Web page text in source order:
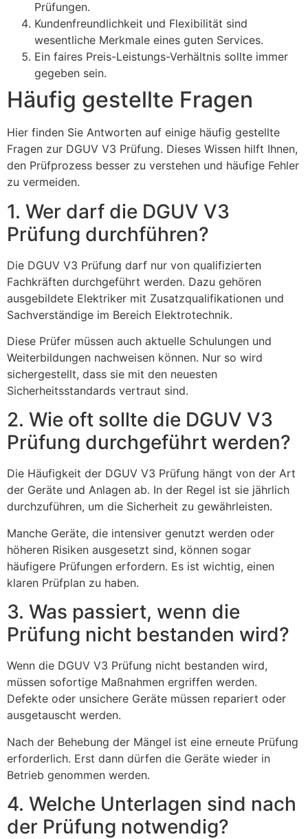
Prüfungen.
Kundenfreundlichkeit und Flexibilität sind
wesentliche Merkmale eines guten Services.
Ein faires Preis-Leistungs-Verhältnis sollte immer
gegeben sein.
Häufig gestellte Fragen
Hier finden Sie Antworten auf einige häufig gestellte
Fragen zur DGUV V3 Prüfung. Dieses Wissen hilft Ihnen,
den Prüfprozess besser zu verstehen und häufige Fehler
zu vermeiden.
1. Wer darf die DGUV V3
Prüfung durchführen?
Die DGUV V3 Prüfung darf nur von qualifizierten
Fachkräften durchgeführt werden. Dazu gehören
ausgebildete Elektriker mit Zusatzqualifikationen und
Sachverständige im Bereich Elektrotechnik.
Diese Prüfer müssen auch aktuelle Schulungen und
Weiterbildungen nachweisen können. Nur so wird
sichergestellt, dass sie mit den neuesten
Sicherheitsstandards vertraut sind.
2. Wie oft sollte die DGUV V3
Prüfung durchgeführt werden?
Die Häufigkeit der DGUV V3 Prüfung hängt von der Art
der Geräte und Anlagen ab. In der Regel ist sie jährlich
durchzuführen, um die Sicherheit zu gewährleisten.
Manche Geräte, die intensiver genutzt werden oder
höheren Risiken ausgesetzt sind, können sogar
häufigere Prüfungen erfordern. Es ist wichtig, einen
klaren Prüfplan zu haben.
3. Was passiert, wenn die
Prüfung nicht bestanden wird?
Wenn die DGUV V3 Prüfung nicht bestanden wird,
müssen sofortige Maßnahmen ergriffen werden.
Defekte oder unsichere Geräte müssen repariert oder
ausgetauscht werden.
Nach der Behebung der Mängel ist eine erneute Prüfung
erforderlich. Erst dann dürfen die Geräte wieder in
Betrieb genommen werden.
4. Welche Unterlagen sind nach
der Prüfung notwendig?